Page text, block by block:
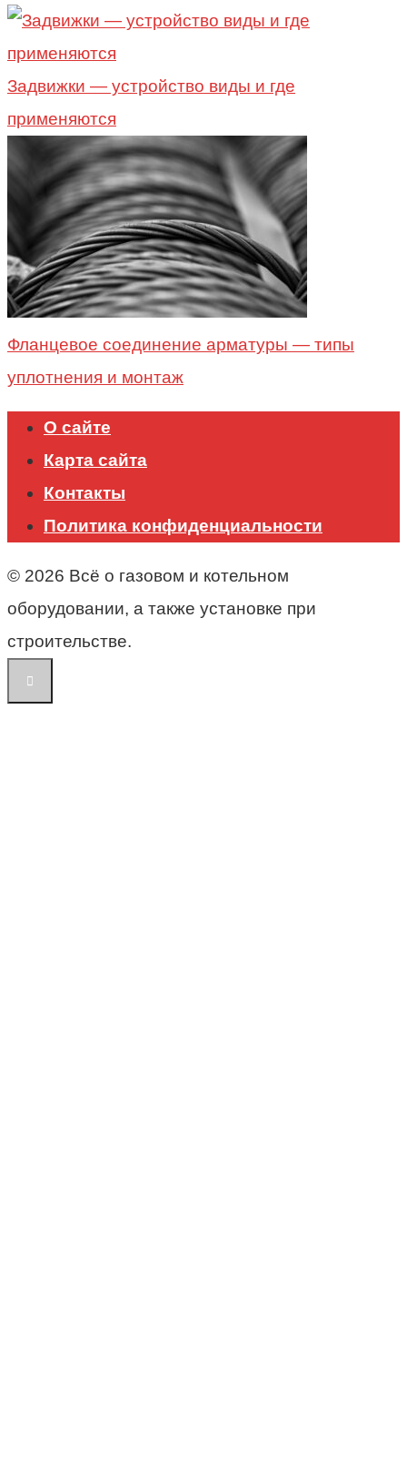
Задвижки — устройство виды и где
применяются
Фланцевое соединение арматуры — типы
уплотнения и монтаж
О сайте
Карта сайта
Контакты
Политика конфиденциальности
© 2026 Всё о газовом и котельном
оборудовании, а также установке при
строительстве.